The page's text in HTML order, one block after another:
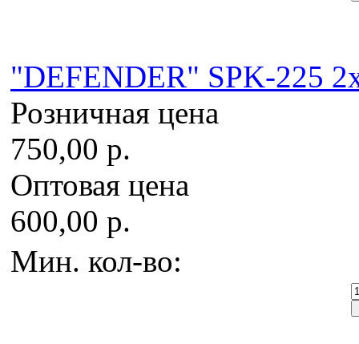
"DEFENDER" SPK-225
Розничная цена
750,00 р.
Оптовая цена
600,00 р.
Мин. кол-во: